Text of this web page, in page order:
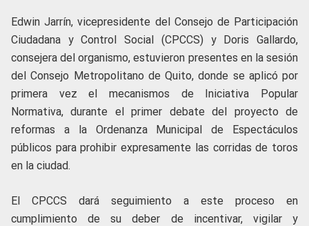
Edwin Jarrín, vicepresidente del Consejo de Participación
Ciudadana y Control Social (CPCCS) y Doris Gallardo,
consejera del organismo, estuvieron presentes en la sesión
del Consejo Metropolitano de Quito, donde se aplicó por
primera vez el mecanismos de Iniciativa Popular
Normativa, durante el primer debate del proyecto de
reformas a la Ordenanza Municipal de Espectáculos
públicos para prohibir expresamente las corridas de toros
en la ciudad.
El CPCCS dará seguimiento a este proceso en
cumplimiento de su deber de incentivar, vigilar y